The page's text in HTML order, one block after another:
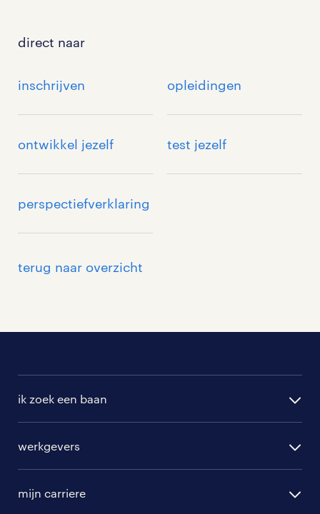
direct naar
inschrijven opleidingen
ontwikkel jezelf test jezelf
perspectiefverklaring
terug naar overzicht
ik zoek een baan
randstad professional
werkgevers
mijn carriere